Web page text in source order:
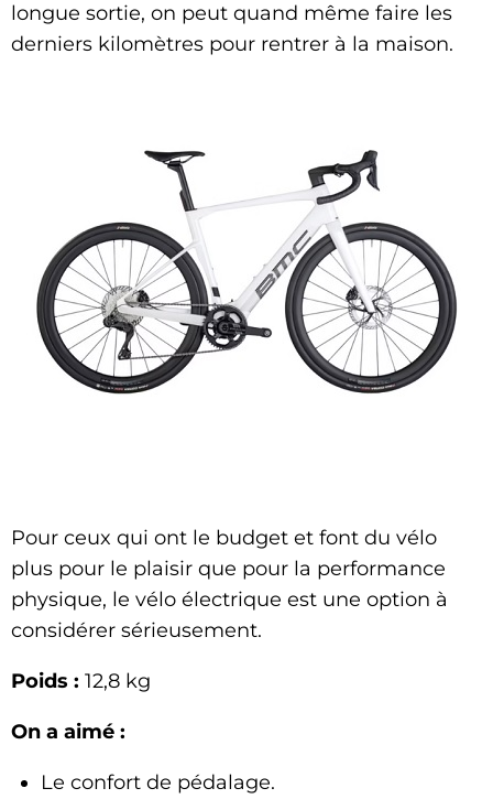
longue sortie, on peut quand même faire les
derniers kilomètres pour rentrer à la maison.
Pour ceux qui ont le budget et font du vélo
plus pour le plaisir que pour la performance
physique, le vélo électrique est une option à
considérer sérieusement.
Poids : 12,8 kg
On a aimé :
Le confort de pédalage.